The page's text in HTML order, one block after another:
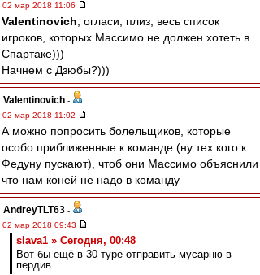
02 мар 2018 11:06
Valentinovich , огласи, плиз, весь список
игроков, которых Массимо не должен хотеть в
Спартаке)))
Начнем с Дзюбы?)))
Valentinovich -
02 мар 2018 11:02
А можно попросить болельщиков, которые
особо приближенные к команде (ну тех кого к
Федуну пускают), чтоб они Массимо объяснили
что нам коней не надо в команду
AndreyTLT63 -
02 мар 2018 09:43
slava1 » Сегодня, 00:48
Вот бы ещё в 30 туре отправить мусарню в
пердив